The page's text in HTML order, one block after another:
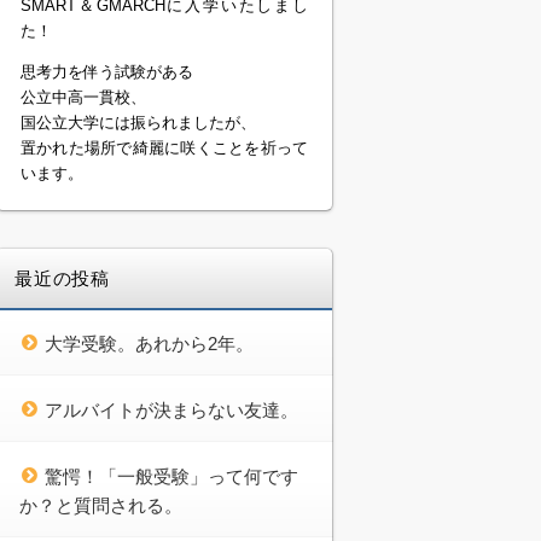
SMART＆GMARCHに入学いたしまし
た！
思考力を伴う試験がある
公立中高一貫校、
国公立大学には振られましたが、
置かれた場所で綺麗に咲くことを祈って
います。
最近の投稿
大学受験。あれから2年。
アルバイトが決まらない友達。
驚愕！「一般受験」って何です
か？と質問される。